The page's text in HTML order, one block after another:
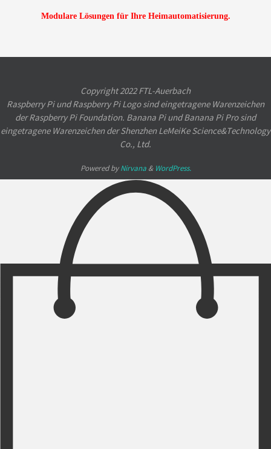
Modulare Lösungen für Ihre Heimautomatisierung.
Copyright 2022 FTL-Auerbach
Raspberry Pi und Raspberry Pi Logo sind eingetragene Warenzeichen
der Raspberry Pi Foundation. Banana Pi und Banana Pi Pro sind
eingetragene Warenzeichen der Shenzhen LeMeiKe Science&Technology
Co., Ltd.
Powered byNirvana& WordPress.